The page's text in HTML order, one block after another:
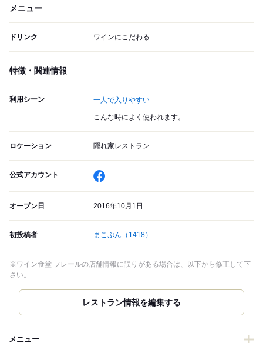
メニュー
ドリンク ワインにこだわる
特徴・関連情報
利用シーン 一人で入りやすい
こんな時によく使われます。
ロケーション 隠れ家レストラン
公式アカウント
オープン日 2016年10月1日
初投稿者 まこぷん （1418）
※ワイン食堂 フレールの店舗情報に誤りがある場合は、以下から修正して下
さい。
レストラン情報を編集する
メニュー